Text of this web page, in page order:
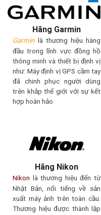
Hãng Garmin
Garmin là thương hiệu hàng
đầu trong lĩnh vực đồng hồ
thông minh và thiết bị định vị
như: Máy định vị GPS cầm tay
đã chinh phục người dùng
trên khắp thế giới với sự kết
hợp hoàn hảo
Hãng Nikon
Nikon là thương hiệu đến từ
Nhật Bản, nổi tiếng về sản
xuất máy ảnh trên toàn cầu.
Thương hiệu được thành lập